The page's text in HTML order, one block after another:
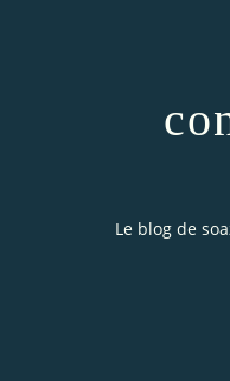
Le blog de